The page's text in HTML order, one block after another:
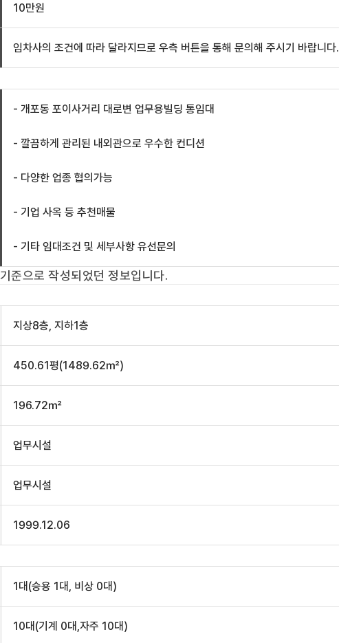
10만원
임차사의 조건에 따라 달라지므로 우측 버튼을 통해 문의해 주시기 바랍니다.
- 개포동 포이사거리 대로변 업무용빌딩 통임대
- 깔끔하게 관리된 내외관으로 우수한 컨디션
- 다양한 업종 협의가능
- 기업 사옥 등 추천매물
- 기타 임대조건 및 세부사항 유선문의
기준으로 작성되었던 정보입니다.
지상8층, 지하1층
450.61평(1489.62㎡)
196.72㎡
업무시설
업무시설
1999.12.06
1대 (승용 1대, 비상 0대)
10대 (기계 0대,자주 10대)